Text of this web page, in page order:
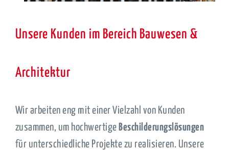
Unsere Kunden im Bereich Bauwesen &
Architektur
Wir arbeiten eng mit einer Vielzahl von Kunden
zusammen, um hochwertige Beschilderungslösungen
für unterschiedliche Projekte zu realisieren. Unsere